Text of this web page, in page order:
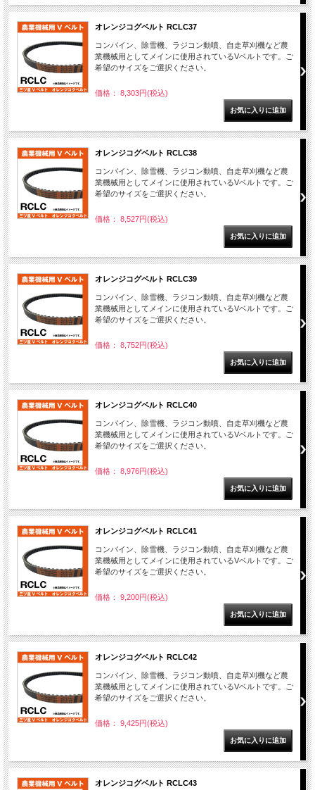
オレンジコグベルト RCLC37
コンバイン、除雪機、ラジコン動噴、自走草刈機など農
業機械用としてメインに使用されているVベルトです。ご
希望のサイズをご選択ください。
価格： 8,303円(税込)
オレンジコグベルト RCLC38
コンバイン、除雪機、ラジコン動噴、自走草刈機など農
業機械用としてメインに使用されているVベルトです。ご
希望のサイズをご選択ください。
価格： 8,527円(税込)
オレンジコグベルト RCLC39
コンバイン、除雪機、ラジコン動噴、自走草刈機など農
業機械用としてメインに使用されているVベルトです。ご
希望のサイズをご選択ください。
価格： 8,752円(税込)
オレンジコグベルト RCLC40
コンバイン、除雪機、ラジコン動噴、自走草刈機など農
業機械用としてメインに使用されているVベルトです。ご
希望のサイズをご選択ください。
価格： 8,976円(税込)
オレンジコグベルト RCLC41
コンバイン、除雪機、ラジコン動噴、自走草刈機など農
業機械用としてメインに使用されているVベルトです。ご
希望のサイズをご選択ください。
価格： 9,200円(税込)
オレンジコグベルト RCLC42
コンバイン、除雪機、ラジコン動噴、自走草刈機など農
業機械用としてメインに使用されているVベルトです。ご
希望のサイズをご選択ください。
価格： 9,425円(税込)
オレンジコグベルト RCLC43